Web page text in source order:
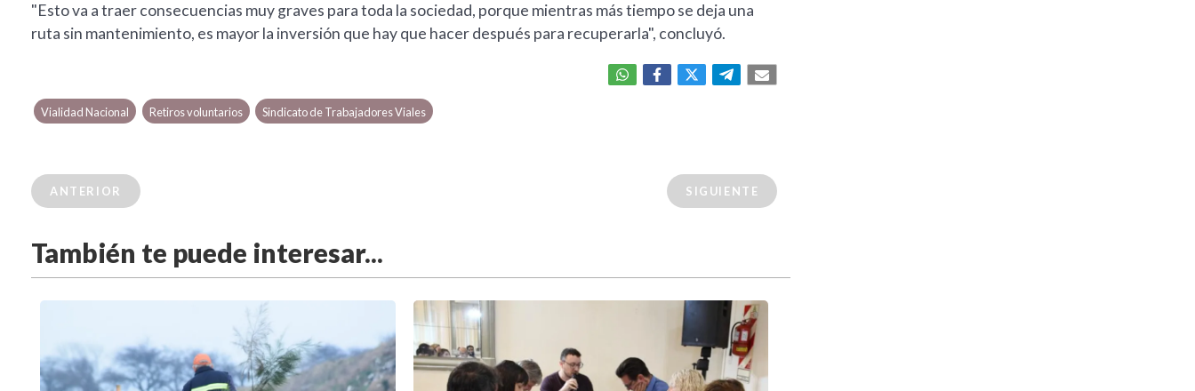
"Esto va a traer consecuencias muy graves para toda la sociedad, porque mientras más tiempo se deja una
ruta sin mantenimiento, es mayor la inversión que hay que hacer después para recuperarla", concluyó.
Vialidad Nacional Retiros voluntarios Sindicato de Trabajadores Viales
ANTERIOR SIGUIENTE
También te puede interesar...